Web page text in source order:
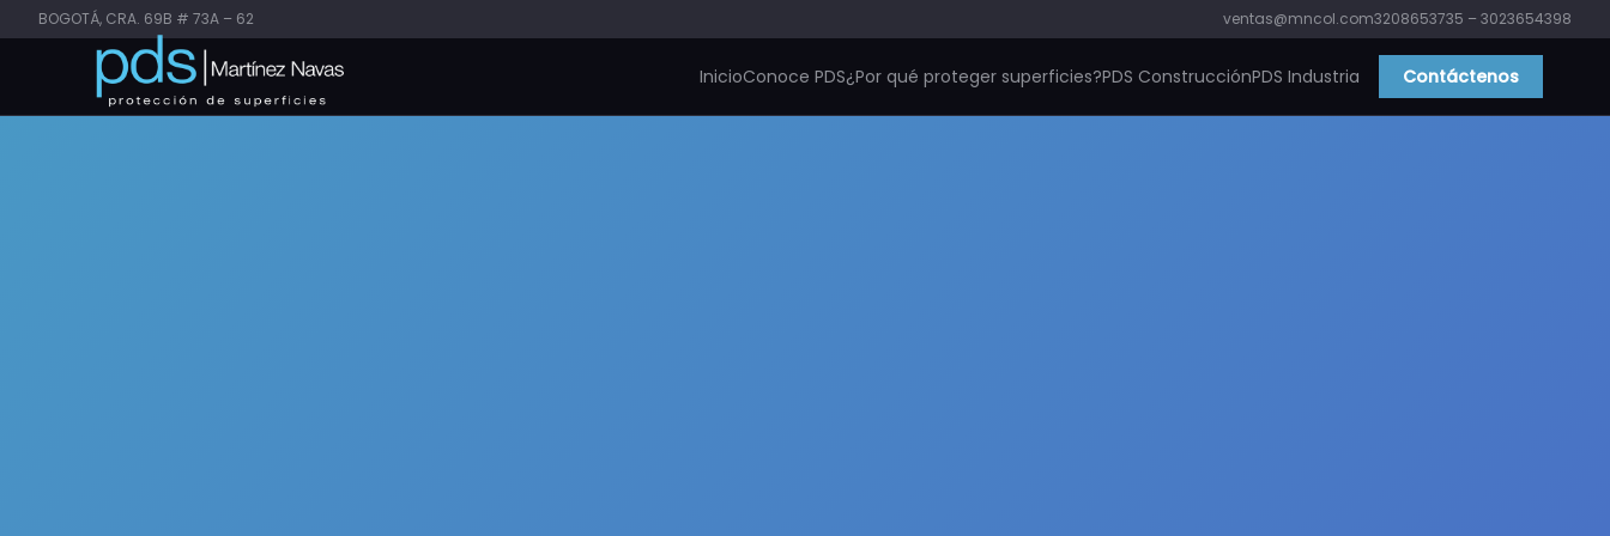
BOGOTÁ, CRA. 69B # 73A – 62 ventas@mncol.com3208653735 – 3023654398
InicioConoce PDS¿Por qué proteger superficies?PDS ConstrucciónPDS Industria Contáctenos